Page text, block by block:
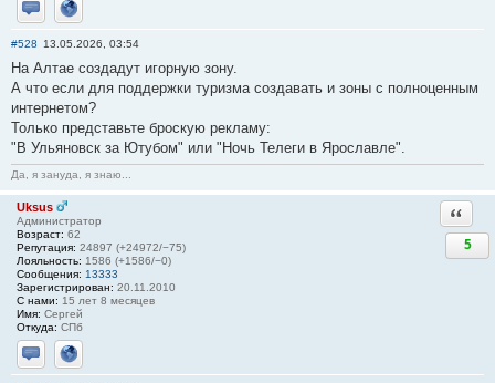
Отправить личное сообщение
Сайт
#528 13.05.2026, 03:54
На Алтае создадут игорную зону.
А что если для поддержки туризма создавать и зоны с полноценным
интернетом?
Только представьте броскую рекламу:
"В Ульяновск за Ютубом" или "Ночь Телеги в Ярославле".
Да, я зануда, я знаю...
Uksus
Администратор
Возраст: 62
Репутация: 24897 (+24972/−75)
Лояльность: 1586 (+1586/−0)
Сообщения: 13333
Зарегистрирован: 20.11.2010
С нами: 15 лет 8 месяцев
Имя: Сергей
Откуда: СПб
Отправить личное сообщение
Сайт
5